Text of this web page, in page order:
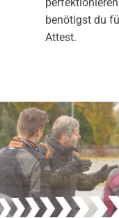
benötigst du
Attest.